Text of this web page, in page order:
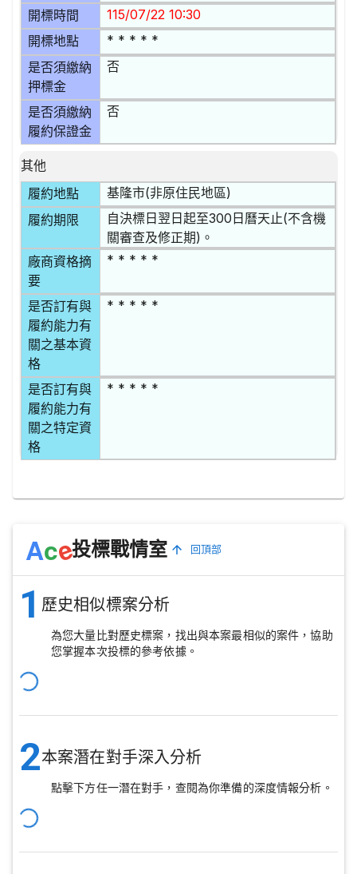
開標時間 115/07/22 10:30
開標地點 * * * * *
是否須繳納
押標金
否
是否須繳納
履約保證金
否
其他
履約地點
基隆市(非原住民地區)
履約期限
自決標日翌日起至300日曆天止(不含機
關審查及修正期)。
廠商資格摘
要
* * * * *
是否訂有與
履約能力有
關之基本資
格
* * * * *
是否訂有與
履約能力有
關之特定資
格
* * * * *
Ace投標戰情室 回頂部
1 歷史相似標案分析
為您大量比對歷史標案，找出與本案最相似的案件，協助
您掌握本次投標的參考依據。
2本案潛在對手深入分析
點擊下方任一潛在對手，查閱為你準備的深度情報分析。